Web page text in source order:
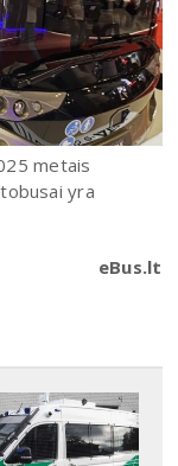
metais
yra
eBus.lt